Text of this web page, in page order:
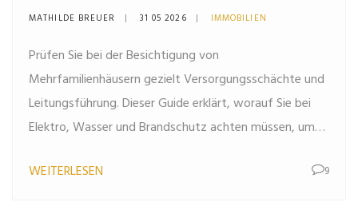
Der Check für
MATHILDE BREUER 31 05 2026 IMMOBILIEN
Prüfen Sie bei der Besichtigung von
Mehrfamilienhäusern gezielt Versorgungsschächte und
Leitungsführung. Dieser Guide erklärt, worauf Sie bei
Elektro, Wasser und Brandschutz achten müssen, um
WEITERLESEN
9